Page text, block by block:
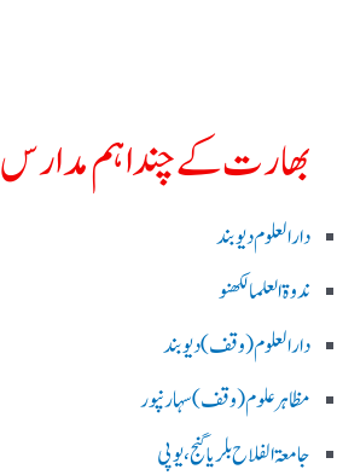
بھارت کے چند اہم مدارس
دارالعلوم دیوبند
ندوۃالعلما لکھنو
دارالعلوم (وقف)دیوبند
مظاہرعلوم (وقف)سہارنپور
جامعۃ الفلاح بلریاگنج،یوپی